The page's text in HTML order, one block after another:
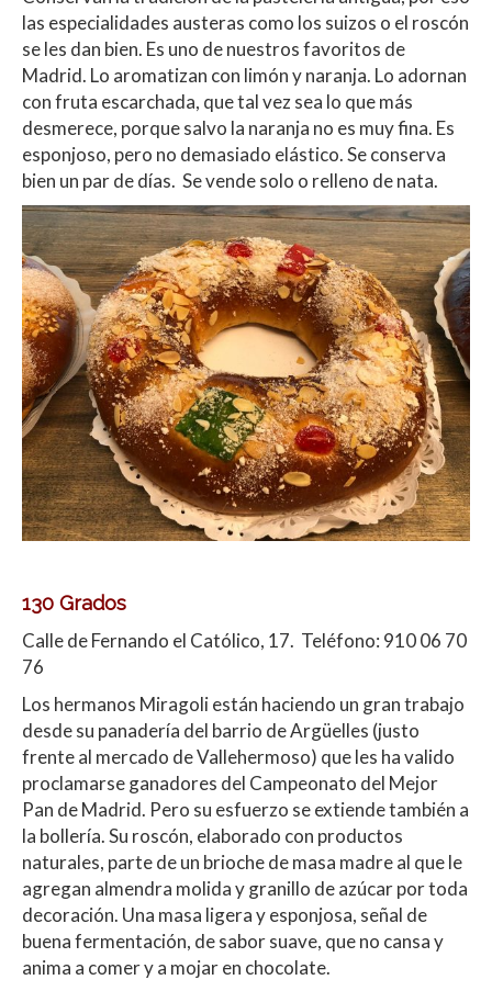
las especialidades austeras como los suizos o el roscón
se les dan bien. Es uno de nuestros favoritos de
Madrid. Lo aromatizan con limón y naranja. Lo adornan
con fruta escarchada, que tal vez sea lo que más
desmerece, porque salvo la naranja no es muy fina. Es
esponjoso, pero no demasiado elástico. Se conserva
bien un par de días. Se vende solo o relleno de nata.
130 Grados
Calle de Fernando el Católico, 17. Teléfono: 910 06 70
76
Los hermanos Miragoli están haciendo un gran trabajo
desde su panadería del barrio de Argüelles (justo
frente al mercado de Vallehermoso) que les ha valido
proclamarse ganadores del Campeonato del Mejor
Pan de Madrid. Pero su esfuerzo se extiende también a
la bollería. Su roscón, elaborado con productos
naturales, parte de un brioche de masa madre al que le
agregan almendra molida y granillo de azúcar por toda
decoración. Una masa ligera y esponjosa, señal de
buena fermentación, de sabor suave, que no cansa y
anima a comer y a mojar en chocolate.